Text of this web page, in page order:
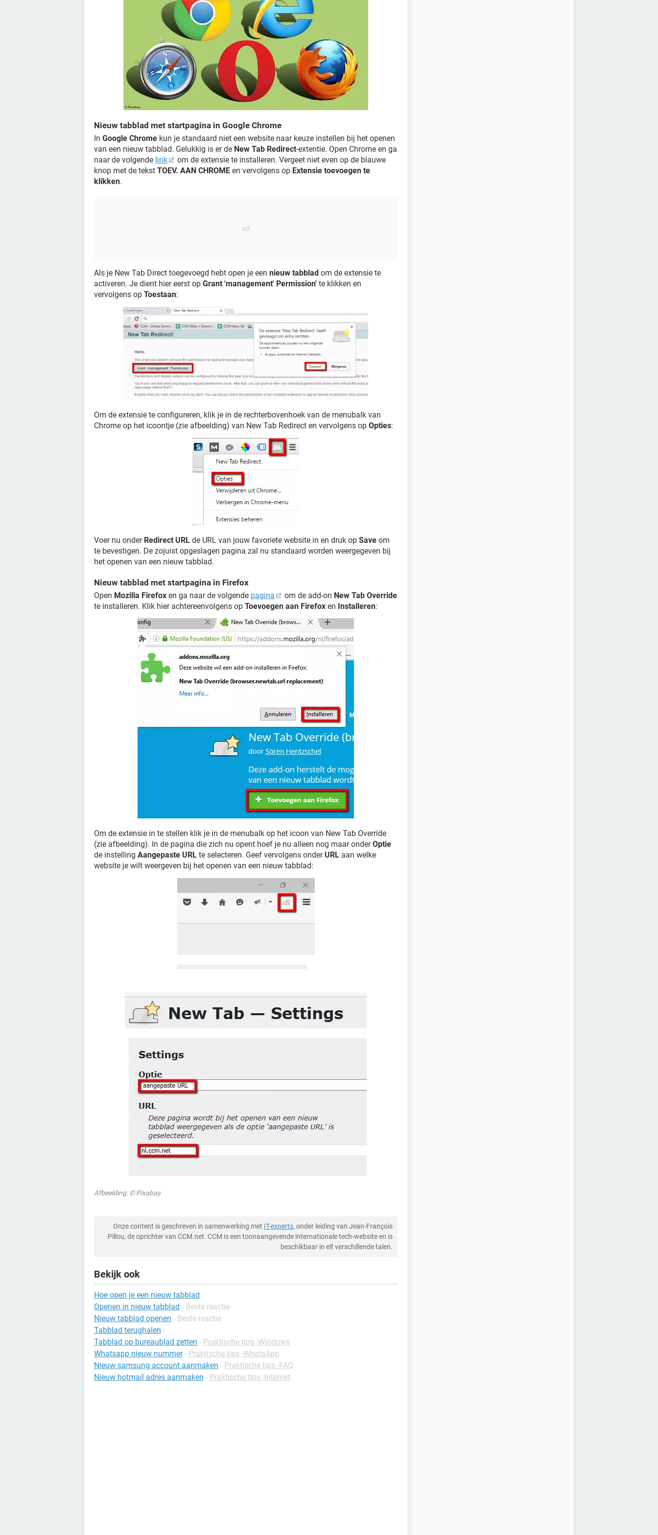
Nieuw tabblad met startpagina in Google Chrome
In Google Chrome kun je standaard niet een website naar keuze instellen bij het openen
van een nieuw tabblad. Gelukkig is er de New Tab Redirect-extentie. Open Chrome en ga
naar de volgende link
om de extensie te installeren. Vergeet niet even op de blauwe
knop met de tekst TOEV. AAN CHROME en vervolgens op Extensie toevoegen te
klikken.
Als je New Tab Direct toegevoegd hebt open je een nieuw tabblad om de extensie te
activeren. Je dient hier eerst op Grant 'management' Permission' te klikken en
vervolgens op Toestaan:
Om de extensie te configureren, klik je in de rechterbovenhoek van de menubalk van
Chrome op het icoontje (zie afbeelding) van New Tab Redirect en vervolgens op Opties:
Voer nu onder Redirect URL de URL van jouw favoriete website in en druk op Save om
te bevestigen. De zojuist opgeslagen pagina zal nu standaard worden weergegeven bij
het openen van een nieuw tabblad.
Nieuw tabblad met startpagina in Firefox
Open Mozilla Firefox en ga naar de volgende pagina om de add-on New Tab Override
te installeren. Klik hier achtereenvolgens op Toevoegen aan Firefox en Installeren:
Om de extensie in te stellen klik je in de menubalk op het icoon van New Tab Override
(zie afbeelding). In de pagina die zich nu opent hoef je nu alleen nog maar onderOptie
de instelling Aangepaste URL te selecteren. Geef vervolgens onder URL aan welke
website je wilt weergeven bij het openen van een nieuw tabblad:
Afbeelding: © Pixabay.
Onze content is geschreven in samenwerking met IT-experts, onder leiding van Jean-François
Pillou, de oprichter van CCM.net. CCM is een toonaangevende internationale tech-website en is
beschikbaar in elf verschillende talen.
Bekijk ook
Hoe open je een nieuw tabblad
Openen in nieuw tabblad - Beste reactie
Nieuw tabblad openen - Beste reactie
Tabblad terughalen -
Tabblad op bureaublad zetten - Praktische tips -Windows
Whatsapp nieuw nummer - Praktische tips -WhatsApp
Nieuw samsung account aanmaken - Praktische tips -FAQ
Nieuw hotmail adres aanmaken - Praktische tips -Internet